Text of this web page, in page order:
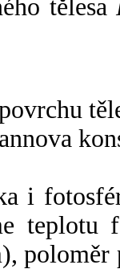
tělesa
i